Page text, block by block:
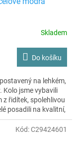
Skladem
Do košíku
na lehkém,
Kolo jsme vybavili
z řidítek, spolehlivou
posadili na kvalitní,
stvořené pro
bavit.
Kód:C29424601